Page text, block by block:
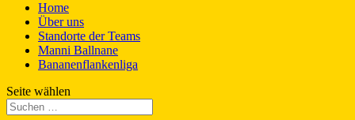
Home
Über uns
Standorte der Teams
Manni Ballnane
Bananenflankenliga
Seite wählen